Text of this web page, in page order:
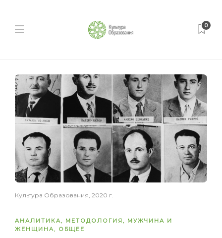
0
Культура Образования, 2020 г.
АНАЛИТИКА, МЕТОДОЛОГИЯ, МУЖЧИНА И
ЖЕНЩИНА, ОБЩЕЕ